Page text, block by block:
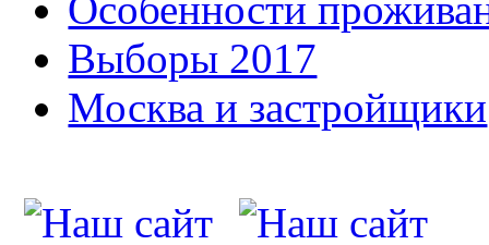
Особенности
Выборы 2017
Москва и застройщики